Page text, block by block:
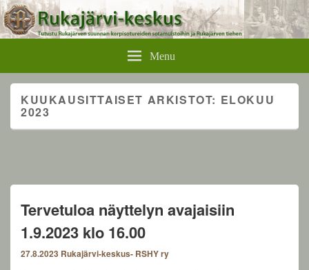
Rukajärvikeskus
Menu
KUUKAUSITTAISET ARKISTOT: ELOKUU
2023
Tervetuloa näyttelyn avajaisiin
1.9.2023 klo 16.00
27.8.2023 Rukajärvi-keskus- RSHY ry